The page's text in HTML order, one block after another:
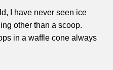
I have never seen ice
other than a scoop.
in a waffle cone always